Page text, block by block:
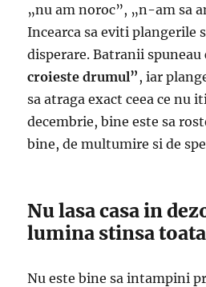
„nu am noroc”, „n-am sa
Incearca sa eviti plangerile
disperare. Batranii spuneau
croieste drumul” , iar
sa atraga exact ceea ce nu
decembrie, bine este sa
bine, de multumire si de
Nu lasa casa in
lumina stinsa
Nu este bine sa intampini